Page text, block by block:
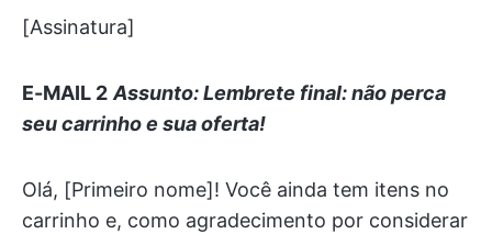
[Assinatura]
E-MAIL 2 Assunto: Lembrete final: não perca
seu carrinho e sua oferta!
Olá, [Primeiro nome]! Você ainda tem itens no
carrinho e, como agradecimento por considerar